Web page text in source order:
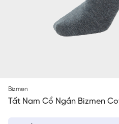
Bizmen
Tất Nam Cổ Ngắn Bizmen